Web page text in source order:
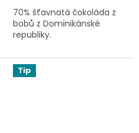
70% šťavnatá čokoláda z
bobů z Dominikánské
republiky.
Tip